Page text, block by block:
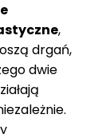
,
drgań,
dwie